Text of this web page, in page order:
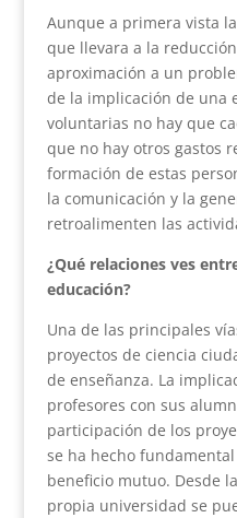
Aunque a primera vista
que llevara a la
aproximación a un
de la implicación de una
voluntarias no hay que
que no hay otros gastos
formación de estas
la comunicación y la
retroalimenten las
¿Qué relaciones ves
educación?
Una de las principales
proyectos de ciencia
de enseñanza. La
profesores con sus
participación de los
se ha hecho
beneficio mutuo. Desde
propia universidad se